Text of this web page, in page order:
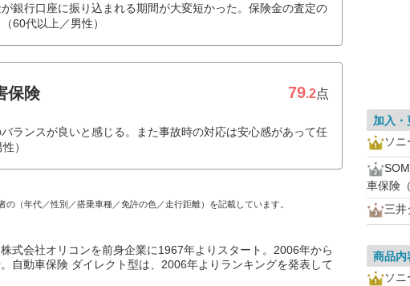
銀行口座に振り込まれる期間が大変短かった。保険金の査定の
60代以上／男性）
保険 79.2点
ランスが良いと感じる。また事故時の対応は安心感があって任
）
（年代／性別／搭乗車種／免許の色／走行距離）を記載しています。
式会社オリコンを前身企業に1967年よりスタート。2006年から
自動車保険 ダイレクト型は、2006年よりランキングを発表して
加入・
ソ
車保険
三井
商品内
ソ